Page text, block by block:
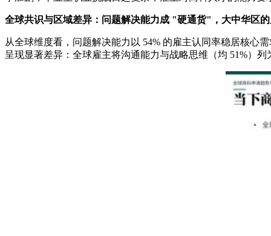
全球共识与区域差异：问题解决能力成 "硬通货"，大中华区
从全球维度看，问题解决能力以 54% 的雇主认同率稳居核心
呈现显著差异：全球雇主将沟通能力与战略思维（均 51%）